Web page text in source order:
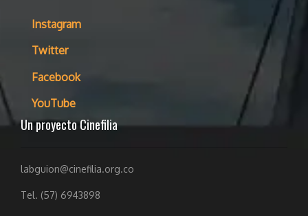
Instagram
Twitter
Facebook
YouTube
Un proyecto Cinefilia
labguion@cinefilia.org.co
Tel. (57) 6943898